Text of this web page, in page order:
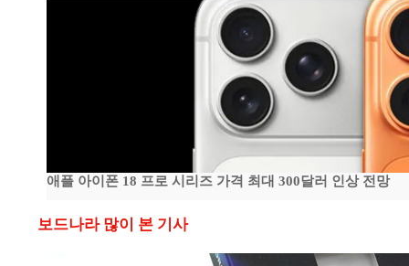
애플 아이폰 18 프로 시리즈 가격 최대 300달러 인상 전망
보드나라 많이 본 기사